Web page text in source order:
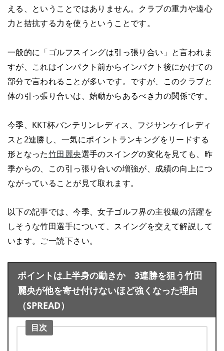
える、ということではありません。クラブの重力や遠心
力と拮抗する力を使うということです。
一般的に「ゴルフスイングは引っ張り合い」と言われま
すが、これはインパクト前からインパクト後にかけての
部分で言われることが多いです。ですが、このクラブと
体の引っ張り合いは、始動からあるべき力の関係です。
今季、KKT杯バンテリンレディス、フジサンケイレディ
スと2連勝し、一気にポイントランキングをリードする
形となった竹田麗央選手のスイングの変化を見ても、昨
季からの、この引っ張り合いの増強が、成績の向上につ
ながっていることが見て取れます。
以下の記事では、今季、女子ゴルフ界の主役級の活躍を
しそうな竹田選手について、スイングを交えて解説して
います。ご一読下さい。
ポイントは上半身の動きか 3連勝を狙う竹田
麗央が他を寄せ付けないほど強くなった理由
（SPREAD）
目次